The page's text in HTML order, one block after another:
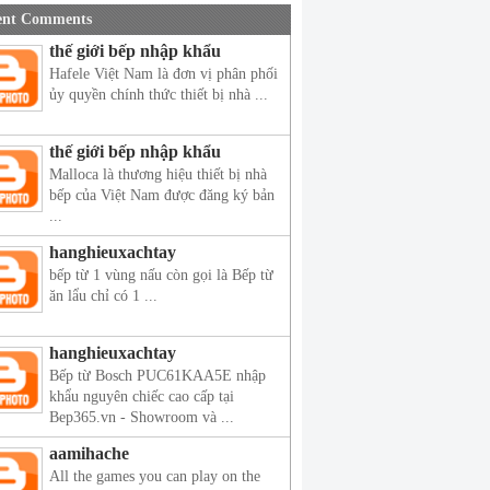
Comments
thế giới bếp nhập khẩu
Hafele Việt Nam là đơn vị phân phối
ủy quyền chính thức thiết bị nhà ...
thế giới bếp nhập khẩu
Malloca là thương hiệu thiết bị nhà
bếp của Việt Nam được đăng ký bản
...
hanghieuxachtay
bếp từ 1 vùng nấu còn gọi là Bếp từ
ăn lẩu chỉ có 1 ...
hanghieuxachtay
Bếp từ Bosch PUC61KAA5E nhập
khẩu nguyên chiếc cao cấp tại
Bep365.vn - Showroom và ...
aamihache
All the games you can play on the